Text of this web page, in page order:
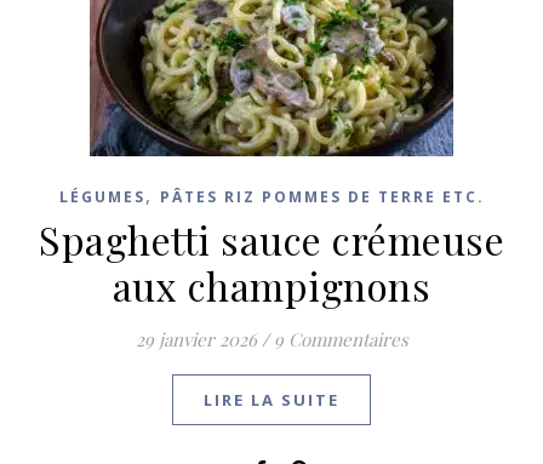
LÉGUMES, PÂTES RIZ POMMES DE TERRE ETC.
Spaghetti sauce crémeuse
aux champignons
29 janvier 2026 / 9 Commentaires
LIRE LA SUITE